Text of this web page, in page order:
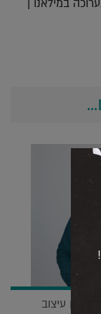
במילאנו |
בין עיצוב